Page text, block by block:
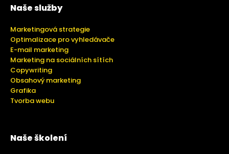
Naše služby
Marketingová strategie
Optimalizace pro vyhledávače
E-mail marketing
Marketing na sociálních sítích
Copywriting
Obsahový marketing
Grafika
Tvorba webu
Naše školení